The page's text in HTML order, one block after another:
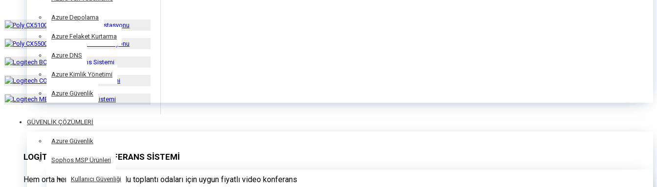
Azure Depolama
Azure Felaket Kurtarma
Azure DNS
Azure Kimlik Yönetimi
Azure Güvenlik
GÜVENLİK ÇÖZÜMLERİ
Azure Güvenlik
Sophos MSP Ürünleri
Kullanıcı Güvenliği
LOGITECH GROUP KONFERANS SISTEMI
Hem orta hem de büyük boyutlu toplantı odaları için uygun fiyatlı video konferans